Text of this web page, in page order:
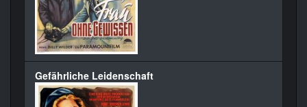
Gefährliche Leidenschaft